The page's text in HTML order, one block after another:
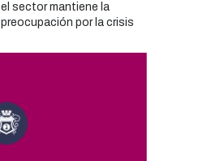
el sector mantiene la
preocupación por la crisis
Chascomús incorporó una
estación